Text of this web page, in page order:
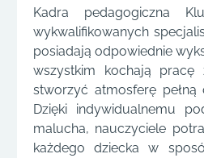
Kadra pedagogiczna
wykwalifikowanych
posiadają odpowiednie
wszystkim kochają
stworzyć atmosferę pełną
Dzięki indywidualnemu
malucha, nauczyciele
każdego dziecka w